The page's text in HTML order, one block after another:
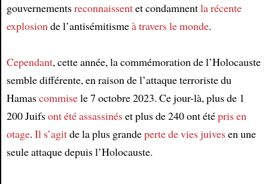
gouvernementsreconnaissentet condamnentla récente
explosionde l’antisémitismeà travers le monde.
Cependant, cette année, la commémoration de l’Holocauste
semble différente, en raison de l’attaque terroriste du
Hamascommisele 7 octobre 2023. Ce jour-là, plus de 1
200 Juifsont été assassinéset plus de 240 ont étépris en
otage. Il s’agitde la plus grandeperte de vies juivesen une
seule attaque depuis l’Holocauste.